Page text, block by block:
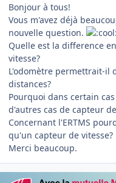
Bonjour à tous!
Vous m'avez déjà
nouvelle question.
Quelle est la difference
vitesse?
L'odomètre permettrait-il
distances?
Pourquoi dans certain
d'autres cas de capteur
Concernant l'ERTMS
qu'un capteur de vitesse?
Merci beaucoup.